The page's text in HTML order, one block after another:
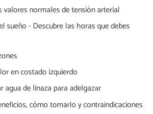
valores normales de tensión arterial
sueño - Descubre las horas que debes
en costado izquierdo
agua de linaza para adelgazar
cómo tomarlo y contraindicaciones